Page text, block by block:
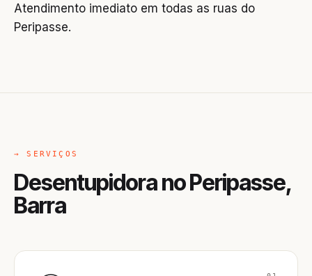
Atendimento imediato em todas as ruas do
Peripasse.
→ SERVIÇOS
Desentupidora no Peripasse,
Barra